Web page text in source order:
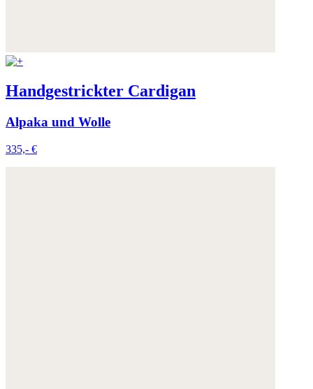
Handgestrickter Cardigan
Alpaka und Wolle
335,- €